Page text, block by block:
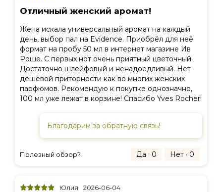
Отличный женский аромат!
Жена искала универсальный аромат на каждый
день, выбор пал на Evidence. Приобрёл для неё
формат на пробу 50 мл в интернет магазине Ив
Роше. С первых нот очень приятный цветочный.
Достаточно шлейфовый и ненадоедливый. Нет
дешевой приторности как во многих женских
парфюмов. Рекомендую к покупке однозначно,
100 мл уже лежат в корзине! Спасибо Yves Rocher!
Благодарим за обратную связь!
Полезный обзор? Да · 0 Нет · 0
Юлия 2026-06-04